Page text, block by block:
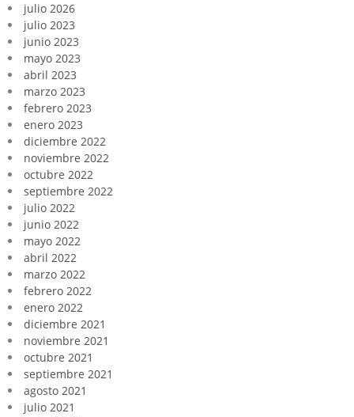
julio 2026
julio 2023
junio 2023
mayo 2023
abril 2023
marzo 2023
febrero 2023
enero 2023
diciembre 2022
noviembre 2022
octubre 2022
septiembre 2022
julio 2022
junio 2022
mayo 2022
abril 2022
marzo 2022
febrero 2022
enero 2022
diciembre 2021
noviembre 2021
octubre 2021
septiembre 2021
agosto 2021
julio 2021